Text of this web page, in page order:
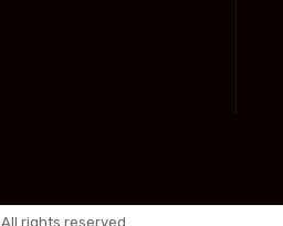
rights reserved.